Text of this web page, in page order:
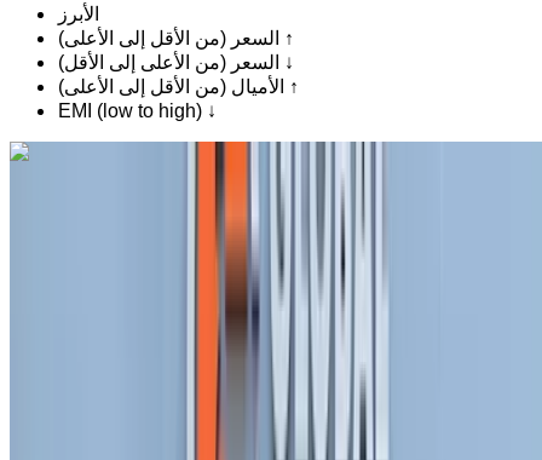
الأبرز
السعر (من الأقل إلى الأعلى) ↑
السعر (من الأعلى إلى الأقل) ↓
الأميال (من الأقل إلى الأعلى) ↑
EMI (low to high) ↓
فيات 500x 1.6 M-jet Cross 2024
للبيع في الرباط: أزرق دفع رباعي, بنزين سيارة, أخرى المواصفات,
مطار الرباط-سلا الدولي, الرباط